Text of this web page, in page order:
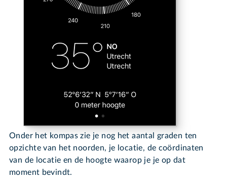
Onder het kompas zie je nog het aantal graden ten
opzichte van het noorden, je locatie, de coördinaten
van de locatie en de hoogte waarop je je op dat
moment bevindt.